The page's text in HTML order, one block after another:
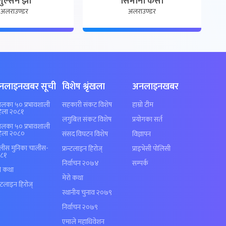
अलराउण्डर अलराउण्डर
सूची
५० प्रभावशाली
२०८१
५० प्रभावशाली
२०८०
मुनिका चालीस-
कथा
हिरोज्
विशेष श्रृंखला
सहकारी संकट विशेष
लगुबित्त संकट विशेष
संसद विघटन विशेष
फ्रन्टलाइन हिरोज्
निर्वाचन २०७४
मेरो कथा
स्थानीय चुनाव २०७९
निर्वाचन २०७९
एमाले महाधिवेशन
अनलाइनखबर
हाम्रो टीम
प्रयोगका सर्त
विज्ञापन
प्राइभेसी पोलिसी
सम्पर्क